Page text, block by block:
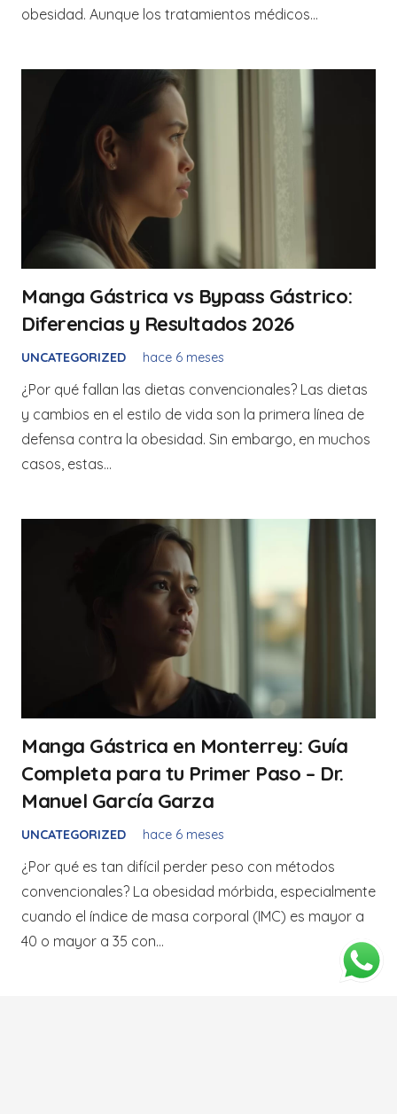
obesidad. Aunque los tratamientos médicos…
Manga Gástrica vs Bypass Gástrico:
Diferencias y Resultados 2026
UNCATEGORIZED hace 6 meses
¿Por qué fallan las dietas convencionales? Las dietas
y cambios en el estilo de vida son la primera línea de
defensa contra la obesidad. Sin embargo, en muchos
casos, estas…
Manga Gástrica en Monterrey: Guía
Completa para tu Primer Paso – Dr.
Manuel García Garza
UNCATEGORIZED hace 6 meses
¿Por qué es tan difícil perder peso con métodos
convencionales? La obesidad mórbida, especialmente
cuando el índice de masa corporal (IMC) es mayor a
40 o mayor a 35 con…